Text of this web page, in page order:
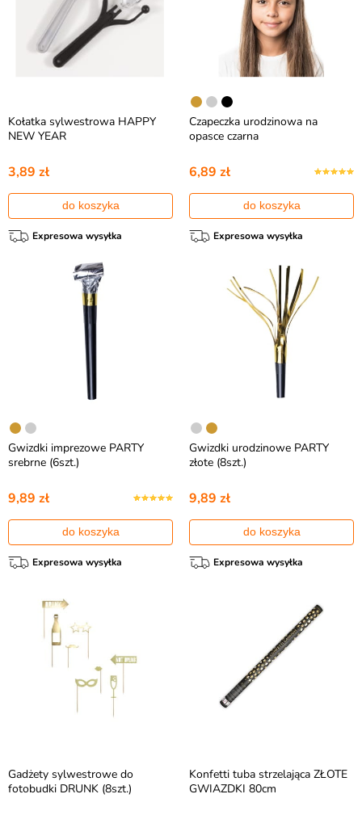
Kołatka sylwestrowa HAPPY
NEW YEAR
3,89 zł
do koszyka
Expresowa wysyłka
Czapeczka urodzinowa na
opasce czarna
6,89 zł
do koszyka
Expresowa wysyłka
Gwizdki imprezowe PARTY
srebrne (6szt.)
9,89 zł
do koszyka
Expresowa wysyłka
Gwizdki urodzinowe PARTY
złote (8szt.)
9,89 zł
do koszyka
Expresowa wysyłka
Gadżety sylwestrowe do
fotobudki DRUNK (8szt.)
Konfetti tuba strzelająca ZŁOTE
GWIAZDKI 80cm